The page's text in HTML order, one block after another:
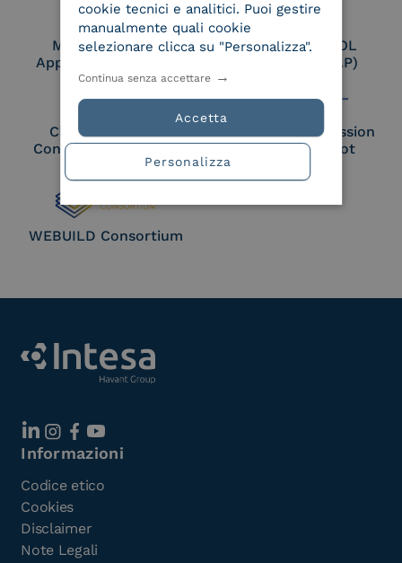
Membro Adobe
Approved Trust List
Certified PEPPOL
Access Point (AP)
Cloud Signature
Consortium Member
European Commission
Large Scale Pilot
WEBUILD Consortium
Informazioni
Codice etico
Cookies
Disclaimer
Note Legali
cookie tecnici e analitici. Puoi gestire
manualmente quali cookie
selezionare clicca su "Personalizza".
Accetta
Continua senza accettare
Personalizza